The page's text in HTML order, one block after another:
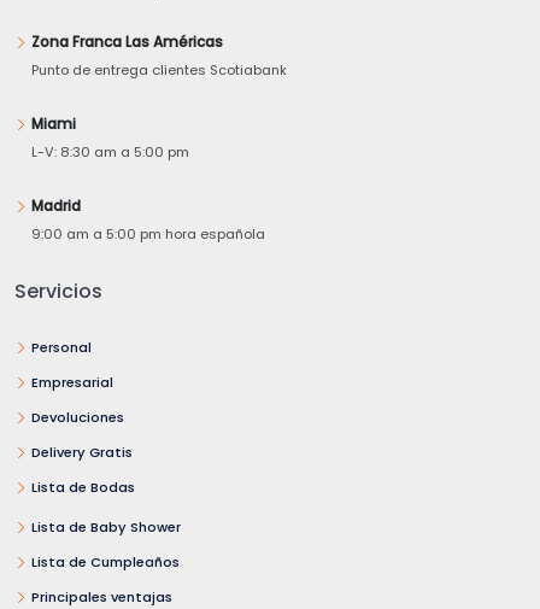
Zona Franca Las Américas
Punto de entrega clientes Scotiabank
Miami
L-V: 8:30 am a 5:00 pm
Madrid
9:00 am a 5:00 pm hora española
Servicios
Personal
Empresarial
Devoluciones
Delivery Gratis
Lista de Bodas
Lista de Baby Shower
Lista de Cumpleaños
Principales ventajas